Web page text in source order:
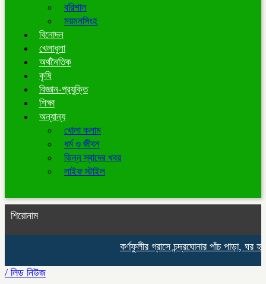
বরিশাল
ময়মনসিংহ
বিনোদন
খেলাধুলা
অর্থনৈতিক
কৃষি
বিজ্ঞান-প্রযুক্তি
শিক্ষা
অন্যান্য
খোলা কলাম
ধর্ম ও জীবন
ভিন্ন স্বাদের খবর
লাইফ স্টাইল
শিরোনাম
কর্ণফুলীর গ্রাসে চন্দ্রঘোনার পাঁচ পাড়া, ঘর
/ লিড নিউজ